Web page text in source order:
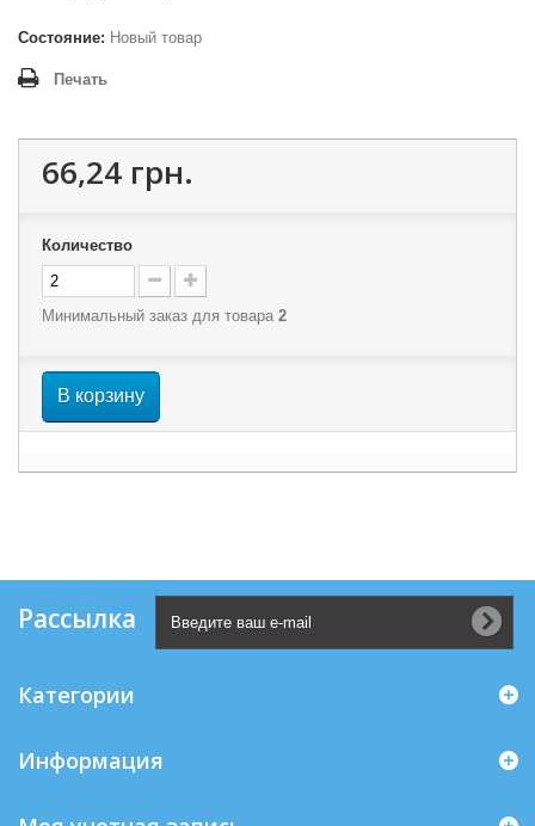
Состояние: Новый товар
Печать
66,24 грн.
Количество
Минимальный заказ для товара 2
В корзину
Рассылка
Категории
Информация